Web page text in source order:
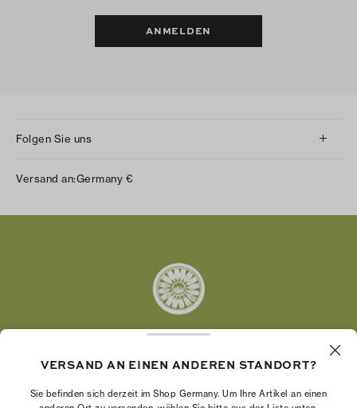
ANMELDEN
Folgen Sie uns
Twitter
Versand an:Germany €
Die Tory Burch Foundation stärkt die
Unternehmerinnen dabei unterstützt, ein starkes
VERSAND AN EINEN ANDEREN STANDORT?
Sie befinden sich derzeit im Shop Germany. Um Ihre Artikel an einen